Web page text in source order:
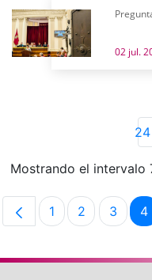
02 jul.
Mostrando el intervalo
Página
1 Página
2 3 4